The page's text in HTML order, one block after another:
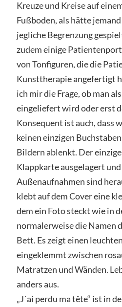
Kreuze und Kreise auf
Fußboden, als hätte jemand
jegliche Begrenzung
zudem einige
von Tonfiguren, die die
Kunsttherapie angefertigt
ich mir die Frage, ob man
eingeliefert wird oder erst
Konsequent ist auch, dass
keinen einzigen
Bildern ablenkt. Der
Klappkarte ausgelagert
Außenaufnahmen sind
klebt auf dem Cover eine
dem ein Foto steckt wie in
normalerweise die Namen
Bett. Es zeigt einen
eingeklemmt zwischen
Matratzen und Wänden.
anders aus.
„J´ai perdu ma tête“ ist in